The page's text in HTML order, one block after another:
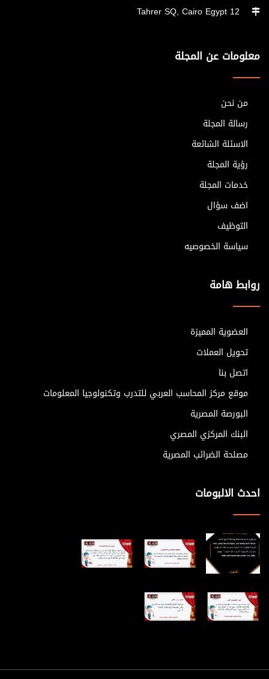
معلومات عن المجلة
من نحن
رسالة المجلة
الاسئلة الشائعة
رؤية المجلة
خدمات المجلة
اضف سؤال
التوظيف
سياسة الخصوصيه
روابط هامة
العضوية المميزة
تحويل العملات
اتصل بنا
موقع مركز المحاسب العربي للتدرب وتكنولوجيا المعلومات
البورصة المصرية
البنك المركزي المصري
مصلحة الضرائب المصرية
احدث الالبومات